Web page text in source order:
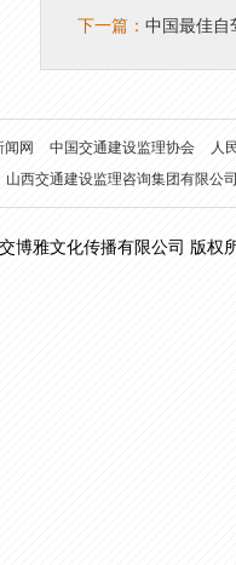
下一篇： 中国最佳自
闻网 中国交通建设监理协会
人
山西交通建设监理咨询集团有限公
博雅文化传播有限公司 版